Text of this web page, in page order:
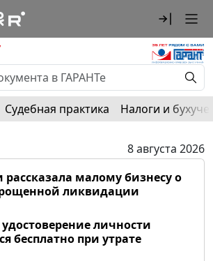
Судебная практика Налоги и
8 августа 2026
малому бизнесу о
ликвидации
личности
бесплатно при утрате